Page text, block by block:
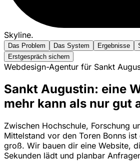
Skyline.
Das Problem Das System Ergebnisse
Erstgespräch sichern
Webdesign-Agentur für Sankt
Sankt Augustin: eine
mehr kann als nur gut
Zwischen Hochschule, Forschung
Mittelstand vor den Toren Bonns
groß. Wir bauen dir eine Website,
Sekunden lädt und planbar